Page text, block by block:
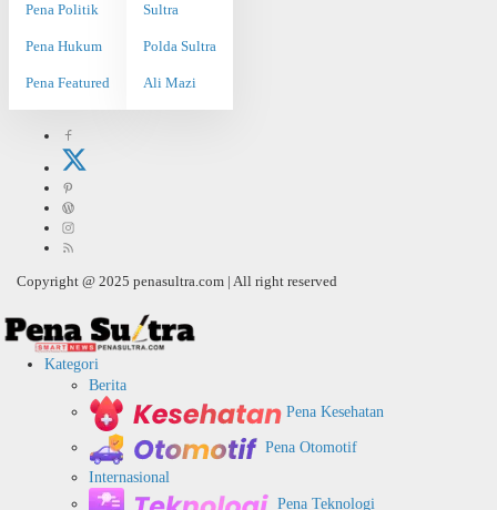
Pena Politik
Pena Hukum
Pena Featured
Sultra
Polda Sultra
Ali Mazi
Copyright @ 2025 penasultra.com | All right reserved
Kategori
Berita
Pena Kesehatan
Pena Otomotif
Internasional
Pena Teknologi